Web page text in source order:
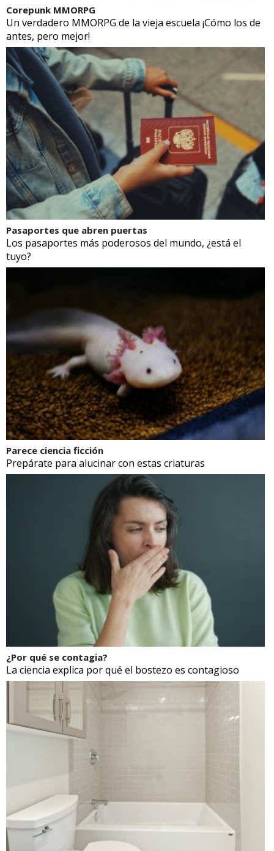
Corepunk MMORPG
Un verdadero MMORPG de la vieja escuela ¡Cómo los de
antes, pero mejor!
Pasaportes que abren puertas
Los pasaportes más poderosos del mundo, ¿está el
tuyo?
Parece ciencia ficción
Prepárate para alucinar con estas criaturas
¿Por qué se contagia?
La ciencia explica por qué el bostezo es contagioso